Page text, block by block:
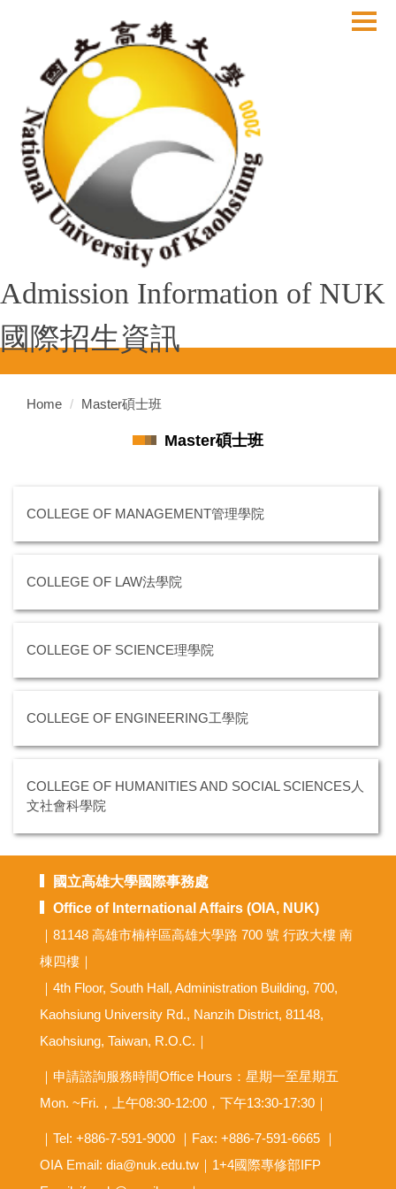
Admission Information of NUK
國際招生資訊
Home Master碩士班
Master碩士班
COLLEGE OF MANAGEMENT管理學院
COLLEGE OF LAW法學院
COLLEGE OF SCIENCE理學院
COLLEGE OF ENGINEERING工學院
COLLEGE OF HUMANITIES AND SOCIAL SCIENCES人
文社會科學院
國立高雄大學國際事務處
Office of International Affairs (OIA, NUK)
｜81148 高雄市楠梓區高雄大學路 700 號 行政大樓 南
棟四樓｜
｜4th Floor, South Hall, Administration Building, 700,
Kaohsiung University Rd., Nanzih District, 81148,
Kaohsiung, Taiwan, R.O.C.｜
｜申請諮詢服務時間Office Hours：星期一至星期五
Mon. ~Fri.，上午08:30-12:00，下午13:30-17:30｜
｜Tel: +886-7-591-9000 ｜Fax: +886-7-591-6665 ｜
OIA Email: dia@nuk.edu.tw ｜1+4國際專修部IFP